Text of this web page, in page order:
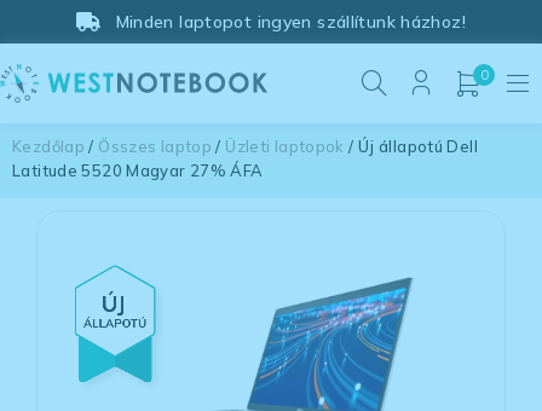
Minden laptopot ingyen szállítunk házhoz!
0
Kezdőlap / Összes laptop / Üzleti laptopok / Új állapotú Dell
Latitude 5520 Magyar 27% ÁFA